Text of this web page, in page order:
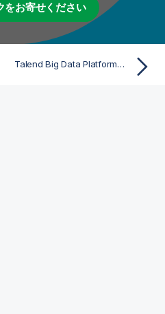
をお寄せください
Talend Big Data Platformをダウンロード